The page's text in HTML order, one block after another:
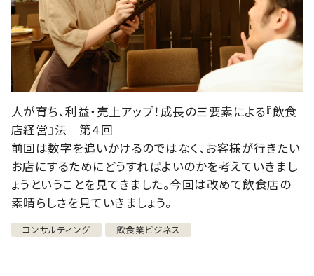
人が育ち、利益・売上アップ！成長の三要素による『飲食
店経営』法 第４回
前回は数字を追いかけるのではなく、お客様が行きたい
お店にするためにどうすればよいのかを考えていきまし
ょうということを見てきました。今回は改めて飲食店の
素晴らしさを見ていきましょう。
コンサルティング 飲食業ビジネス